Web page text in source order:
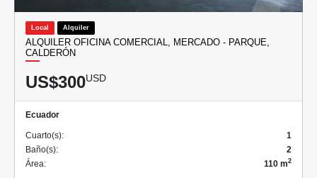
Local Alquiler
ALQUILER OFICINA COMERCIAL, MERCADO - PARQUE,
CALDERÓN
US$300USD
Ecuador
Cuarto(s):
1
Baño(s):
2
Área:
110 m2